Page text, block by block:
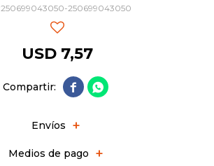
250699043050-250699043050
USD 7,57
 
Envíos
Medios de pago